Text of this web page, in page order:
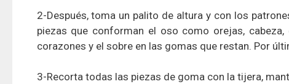
2-Después, toma un palito de altura y con los
piezas que conforman el oso como orejas,
corazones y el sobre en las gomas que restan. Por
3-Recorta todas las piezas de goma con la tijera,